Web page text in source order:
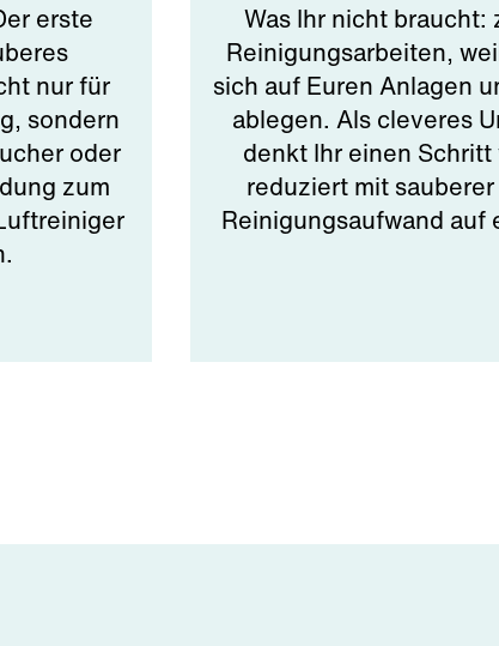
erste
nur für
sondern
oder
zum
Was Ihr nicht braucht:
Reinigungsarbeiten,
sich auf Euren Anlagen
ablegen. Als cleveres
denkt Ihr einen Schritt
reduziert mit
Reinigungsaufwand auf